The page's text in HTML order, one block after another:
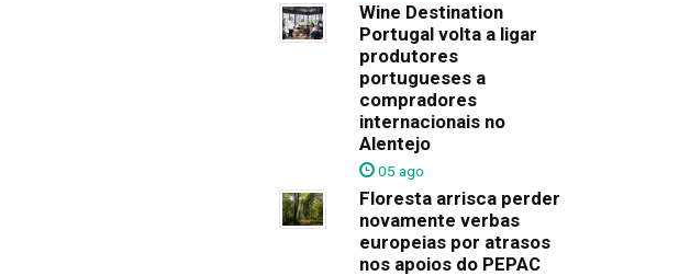
Wine Destination
Portugal volta a ligar
produtores
portugueses a
compradores
internacionais no
Alentejo
05 ago
Floresta arrisca perder
novamente verbas
europeias por atrasos
nos apoios do PEPAC